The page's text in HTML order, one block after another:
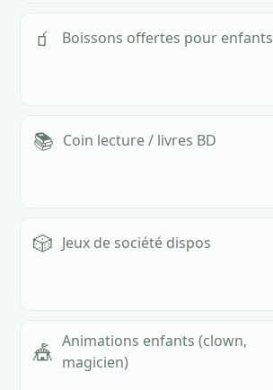
🧃 Boissons offertes pour enfants
📚 Coin lecture / livres BD
🎲 Jeux de société dispos
🎪 Animations enfants (clown,
magicien)